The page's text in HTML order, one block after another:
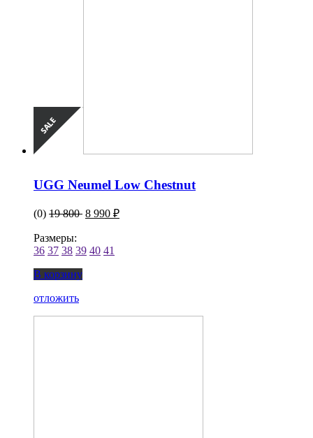
UGG Neumel Low Chestnut
(0) 19 800 8 990 ₽
Размеры:
36 37 38 39 40 41
В корзину
отложить